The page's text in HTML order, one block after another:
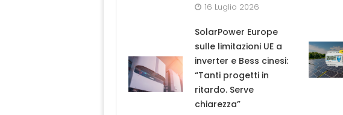
16 Luglio 2026
SolarPower Europe
sulle limitazioni UE a
inverter e Bess cinesi:
“Tanti progetti in
ritardo. Serve
chiarezza”